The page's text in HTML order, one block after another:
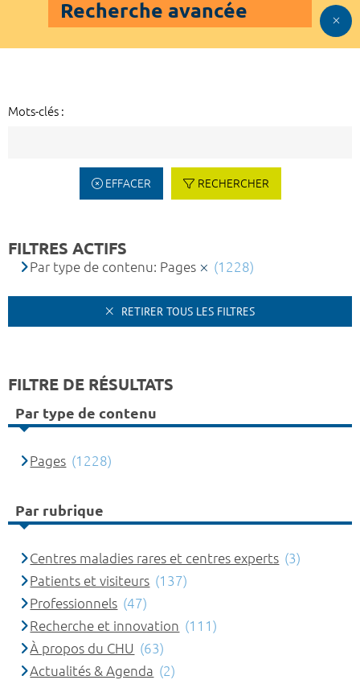
Recherche avancée
Mots-clés :
EFFACER RECHERCHER
FILTRES ACTIFS
Par type de contenu: Pages (1228)
RETIRER TOUS LES FILTRES
FILTRE DE RÉSULTATS
Par type de contenu
Pages (1228)
Par rubrique
Centres maladies rares et centres experts (3)
Patients et visiteurs (137)
Professionnels (47)
Recherche et innovation (111)
À propos du CHU (63)
Actualités & Agenda (2)